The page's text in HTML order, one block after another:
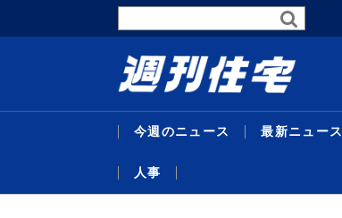
今週のニュース 最新ニュース
最新ニュース
流通賃貸
不動産投資
行政・地域・団体
不動産開発
データ
連載
特集
住宅事業
人事
人事